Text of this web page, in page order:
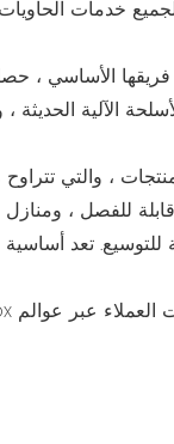
الحاويات.
الآلية
للفصل ،
للتوسيع. تعد